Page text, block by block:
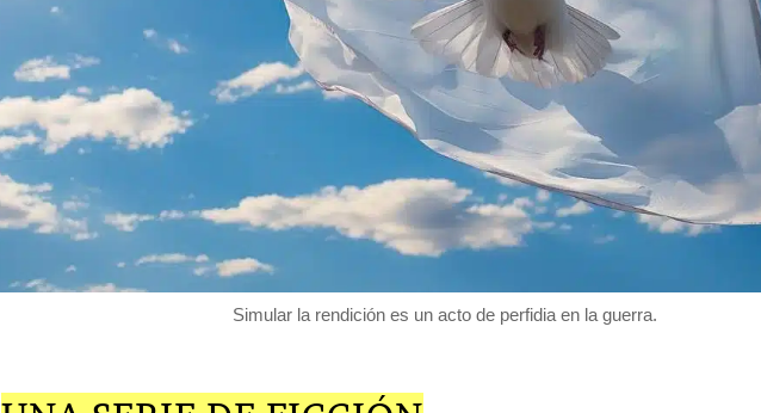
Simular la rendición es un acto de perfidia en la guerra.